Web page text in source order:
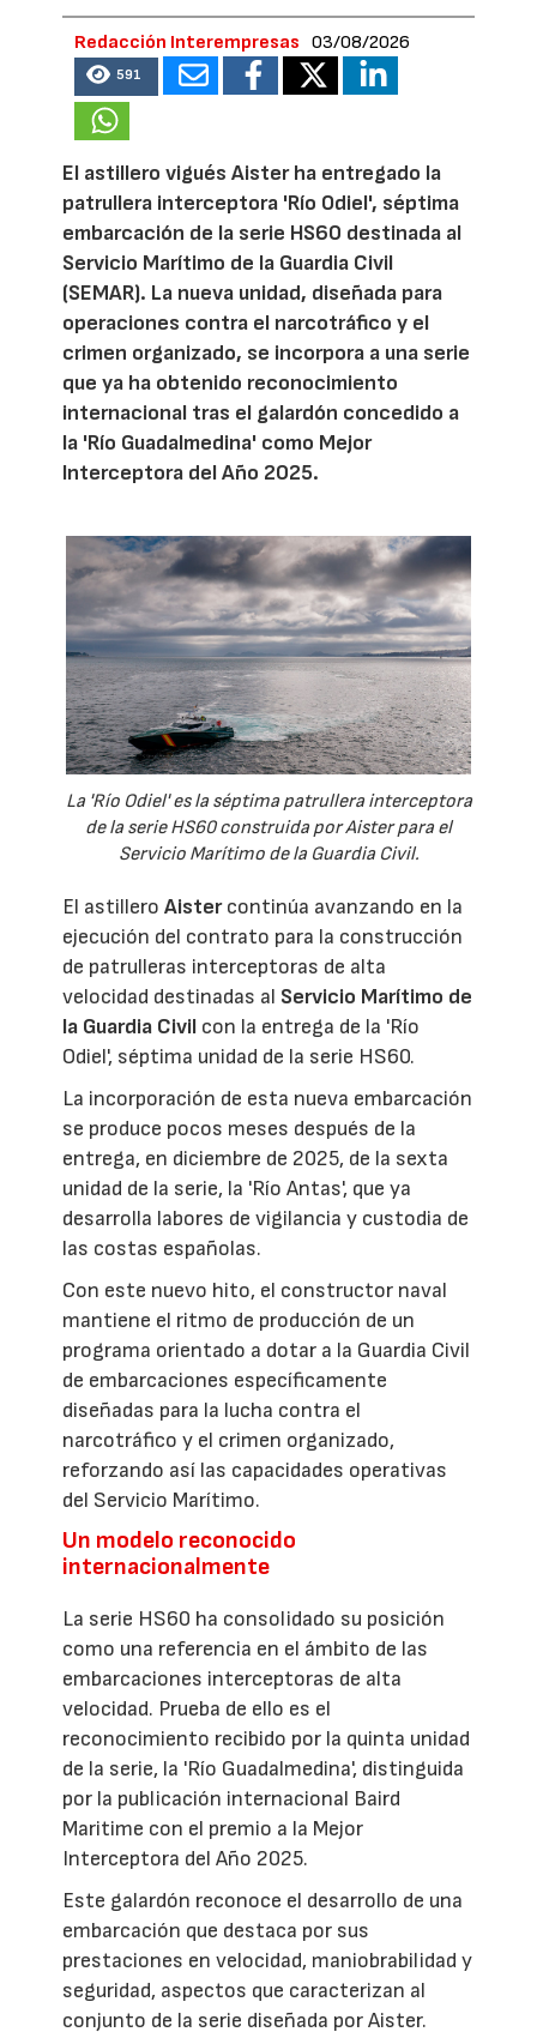
Redacción Interempresas 03/08/2026
591
El astillero vigués Aister ha entregado la
patrullera interceptora 'Río Odiel', séptima
embarcación de la serie HS60 destinada al
Servicio Marítimo de la Guardia Civil
(SEMAR). La nueva unidad, diseñada para
operaciones contra el narcotráfico y el
crimen organizado, se incorpora a una serie
que ya ha obtenido reconocimiento
internacional tras el galardón concedido a
la 'Río Guadalmedina' como Mejor
Interceptora del Año 2025.
La 'Río Odiel' es la séptima patrullera interceptora
de la serie HS60 construida por Aister para el
Servicio Marítimo de la Guardia Civil.
El astilleroAistercontinúa avanzando en la
ejecución del contrato para la construcción
de patrulleras interceptoras de alta
velocidad destinadas al Servicio Marítimo de
la Guardia Civil con la entrega de la 'Río
Odiel', séptima unidad de la serie HS60.
La incorporación de esta nueva embarcación
se produce pocos meses después de la
entrega, en diciembre de 2025, de la sexta
unidad de la serie, la 'Río Antas', que ya
desarrolla labores de vigilancia y custodia de
las costas españolas.
Con este nuevo hito, el constructor naval
mantiene el ritmo de producción de un
programa orientado a dotar a la Guardia Civil
de embarcaciones específicamente
diseñadas para la lucha contra el
narcotráfico y el crimen organizado,
reforzando así las capacidades operativas
del Servicio Marítimo.
Un modelo reconocido
internacionalmente
La serie HS60 ha consolidado su posición
como una referencia en el ámbito de las
embarcaciones interceptoras de alta
velocidad. Prueba de ello es el
reconocimiento recibido por la quinta unidad
de la serie, la 'Río Guadalmedina', distinguida
por la publicación internacional Baird
Maritime con el premio a la Mejor
Interceptora del Año 2025.
Este galardón reconoce el desarrollo de una
embarcación que destaca por sus
prestaciones en velocidad, maniobrabilidad y
seguridad, aspectos que caracterizan al
conjunto de la serie diseñada por Aister.